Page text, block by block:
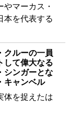
マーカス・
本を代表する
クルーの一員
して偉大なる
シンガーとな
キャンベル
体を捉えたは